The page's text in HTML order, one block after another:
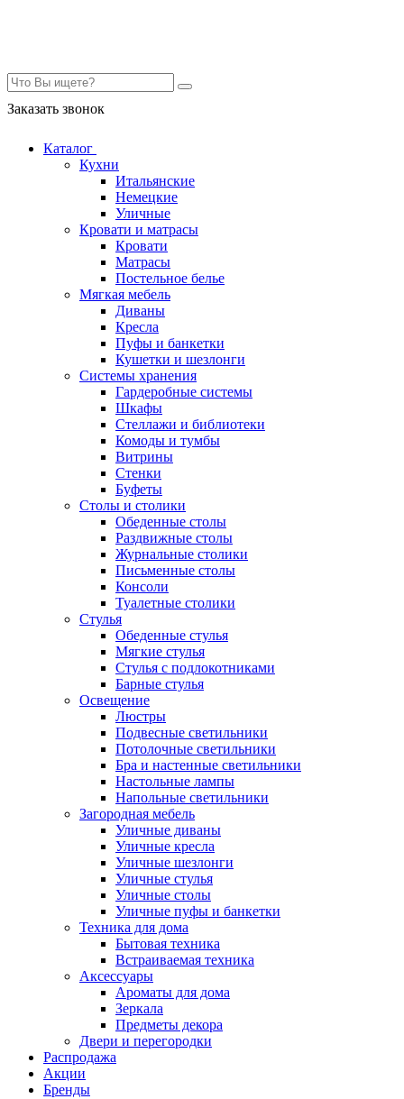
Заказать звонок
Каталог
Кухни
Итальянские
Немецкие
Уличные
Кровати и матрасы
Кровати
Матрасы
Постельное белье
Мягкая мебель
Диваны
Кресла
Пуфы и банкетки
Кушетки и шезлонги
Системы хранения
Гардеробные системы
Шкафы
Стеллажи и библиотеки
Комоды и тумбы
Витрины
Стенки
Буфеты
Столы и столики
Обеденные столы
Раздвижные столы
Журнальные столики
Письменные столы
Консоли
Туалетные столики
Стулья
Обеденные стулья
Мягкие стулья
Стулья с подлокотниками
Барные стулья
Освещение
Люстры
Подвесные светильники
Потолочные светильники
Бра и настенные светильники
Настольные лампы
Напольные светильники
Загородная мебель
Уличные диваны
Уличные кресла
Уличные шезлонги
Уличные стулья
Уличные столы
Уличные пуфы и банкетки
Техника для дома
Бытовая техника
Встраиваемая техника
Аксессуары
Ароматы для дома
Зеркала
Предметы декора
Двери и перегородки
Распродажа
Акции
Бренды